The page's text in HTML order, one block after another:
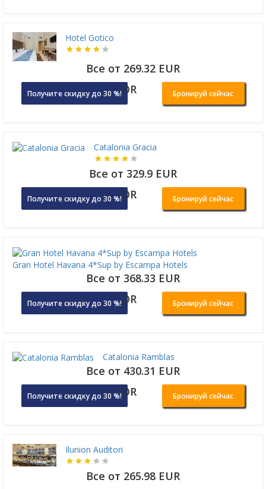
Hotel Gotico
Все от 269.32 EUR
Получите скидку до 30 %!OR Бронируй сейчас
Catalonia Gracia
Все от 329.9 EUR
Получите скидку до 30 %!OR Бронируй сейчас
Gran Hotel Havana 4*Sup by Escampa Hotels
Все от 368.33 EUR
Получите скидку до 30 %!OR Бронируй сейчас
Catalonia Ramblas
Все от 430.31 EUR
Получите скидку до 30 %!OR Бронируй сейчас
Ilunion Auditori
Все от 265.98 EUR